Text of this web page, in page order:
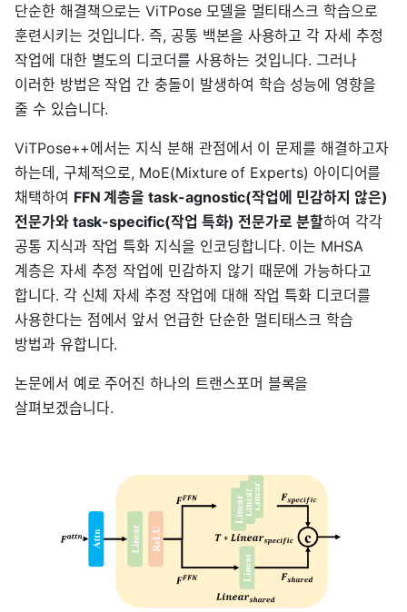
단순한 해결책으로는 ViTPose 모델을 멀티태스크 학습으로
훈련시키는 것입니다. 즉, 공통 백본을 사용하고 각 자세 추정
작업에 대한 별도의 디코더를 사용하는 것입니다. 그러나
이러한 방법은 작업 간 충돌이 발생하여 학습 성능에 영향을
줄 수 있습니다.
ViTPose++에서는 지식 분해 관점에서 이 문제를 해결하고자
하는데, 구체적으로, MoE(Mixture of Experts) 아이디어를
채택하여 FFN 계층을 task-agnostic(작업에 민감하지 않은)
전문가와 task-specific(작업 특화) 전문가로 분할하여 각각
공통 지식과 작업 특화 지식을 인코딩합니다. 이는 MHSA
계층은 자세 추정 작업에 민감하지 않기 때문에 가능하다고
합니다. 각 신체 자세 추정 작업에 대해 작업 특화 디코더를
사용한다는 점에서 앞서 언급한 단순한 멀티태스크 학습
방법과 유합니다.
논문에서 예로 주어진 하나의 트랜스포머 블록을
살펴보겠습니다.